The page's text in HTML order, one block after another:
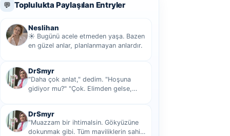
💬 Toplulukta Paylaşılan Entryler
Neslihan
☀️ Bugünü acele etmeden yaşa. Bazen
en güzel anlar, planlanmayan anlardır.
DrSmyr
"Daha çok anlat," dedim. "Hoşuna
gidiyor mu?" "Çok. Elimden gelse,
DrSmyr
"Muazzam bir ihtimalsin. Gökyüzüne
dokunmak gibi. Tüm maviliklerin sahibi